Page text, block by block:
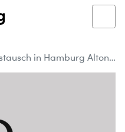
Wohnungstausch in Hamburg Altona gesucht!